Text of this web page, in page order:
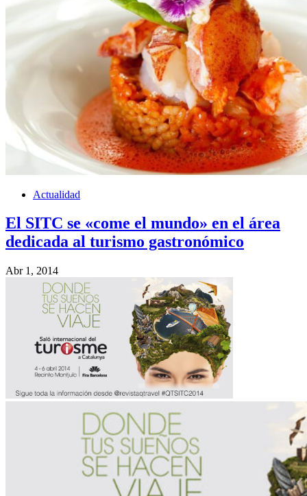
Actualidad
El SITC se «come el mundo» en el área
dedicada al turismo gastronómico
Abr 1, 2014